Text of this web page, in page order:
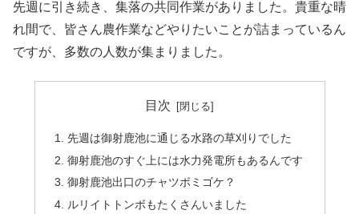
先週に引き続き、集落の共同作業がありました。貴重な晴
れ間で、皆さん農作業などやりたいことが詰まっているん
ですが、多数の人数が集まりました。
目次
先週は御射鹿池に通じる水路の草刈りでした
御射鹿池のすぐ上には水力発電所もあるんです
御射鹿池出口のチャツボミゴケ？
ルリイトトンボもたくさんいました